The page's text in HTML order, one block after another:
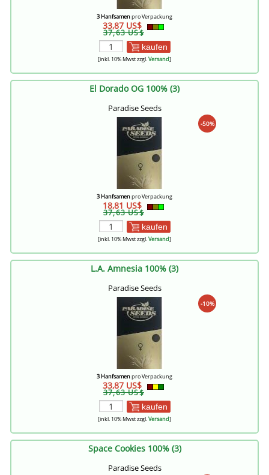
3 Hanfsamenpro Verpackung
33,87 US$
37,63 US$
kaufen
[inkl. 10% Mwst zzgl.Versand]
El Dorado OG 100% (3)
Paradise Seeds
-50%
3 Hanfsamenpro Verpackung
18,81 US$
37,63 US$
kaufen
[inkl. 10% Mwst zzgl.Versand]
L.A. Amnesia 100% (3)
Paradise Seeds
-10%
3 Hanfsamenpro Verpackung
33,87 US$
37,63 US$
kaufen
[inkl. 10% Mwst zzgl.Versand]
Space Cookies 100% (3)
Paradise Seeds